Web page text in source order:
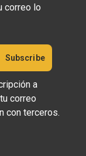
correo lo
a
correo
con terceros.